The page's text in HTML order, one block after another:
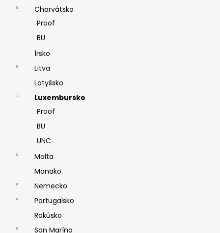
Chorvátsko
Proof
BU
Írsko
Litva
Lotyšsko
Luxembursko
Proof
BU
UNC
Malta
Monako
Nemecko
Portugalsko
Rakúsko
San Maríno